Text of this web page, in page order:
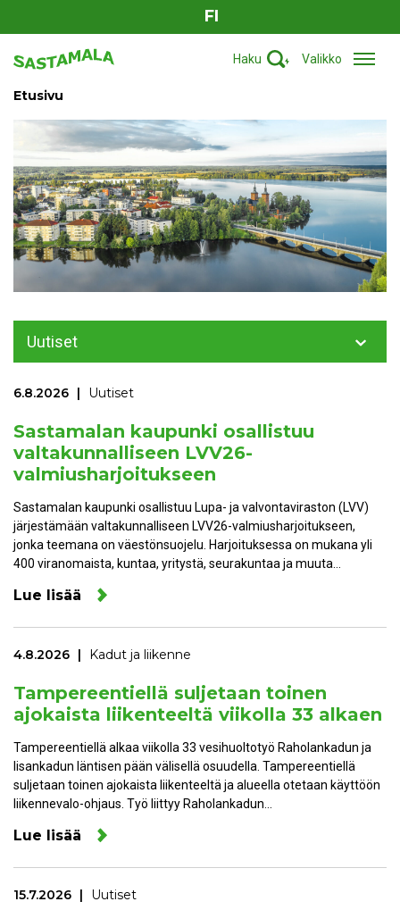
FI
Haku Valikko
Etusivu
Uutiset
6.8.2026 Uutiset
Sastamalan kaupunki osallistuu
valtakunnalliseen LVV26-
valmiusharjoitukseen
Sastamalan kaupunki osallistuu Lupa- ja valvontaviraston (LVV)
järjestämään valtakunnalliseen LVV26-valmiusharjoitukseen,
jonka teemana on väestönsuojelu. Harjoituksessa on mukana yli
400 viranomaista, kuntaa, yritystä, seurakuntaa ja muuta…
Lue lisää
4.8.2026 Kadut ja liikenne
Tampereentiellä suljetaan toinen
ajokaista liikenteeltä viikolla 33 alkaen
Tampereentiellä alkaa viikolla 33 vesihuoltotyö Raholankadun ja
Iisankadun läntisen pään välisellä osuudella. Tampereentiellä
suljetaan toinen ajokaista liikenteeltä ja alueella otetaan käyttöön
liikennevalo-ohjaus. Työ liittyy Raholankadun…
Lue lisää
15.7.2026 Uutiset